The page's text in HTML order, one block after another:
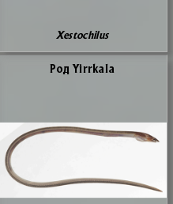
Xestochilus
Род Yirrkala